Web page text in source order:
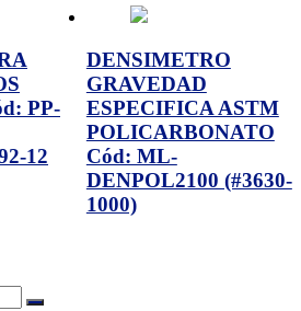
PP-
12
DENSIMETRO
GRAVEDAD
ESPECIFICA ASTM
POLICARBONATO
Cód: ML-
DENPOL2100 (#3630-
1000)